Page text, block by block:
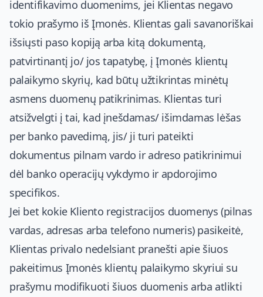
identifikavimo duomenims, jei Klientas negavo
tokio prašymo iš Įmonės. Klientas gali savanoriškai
išsiųsti paso kopiją arba kitą dokumentą,
patvirtinantį jo/ jos tapatybę, į Įmonės klientų
palaikymo skyrių, kad būtų užtikrintas minėtų
asmens duomenų patikrinimas. Klientas turi
atsižvelgti į tai, kad įnešdamas/ išimdamas lėšas
per banko pavedimą, jis/ ji turi pateikti
dokumentus pilnam vardo ir adreso patikrinimui
dėl banko operacijų vykdymo ir apdorojimo
specifikos.
Jei bet kokie Kliento registracijos duomenys (pilnas
vardas, adresas arba telefono numeris) pasikeitė,
Klientas privalo nedelsiant pranešti apie šiuos
pakeitimus Įmonės klientų palaikymo skyriui su
prašymu modifikuoti šiuos duomenis arba atlikti